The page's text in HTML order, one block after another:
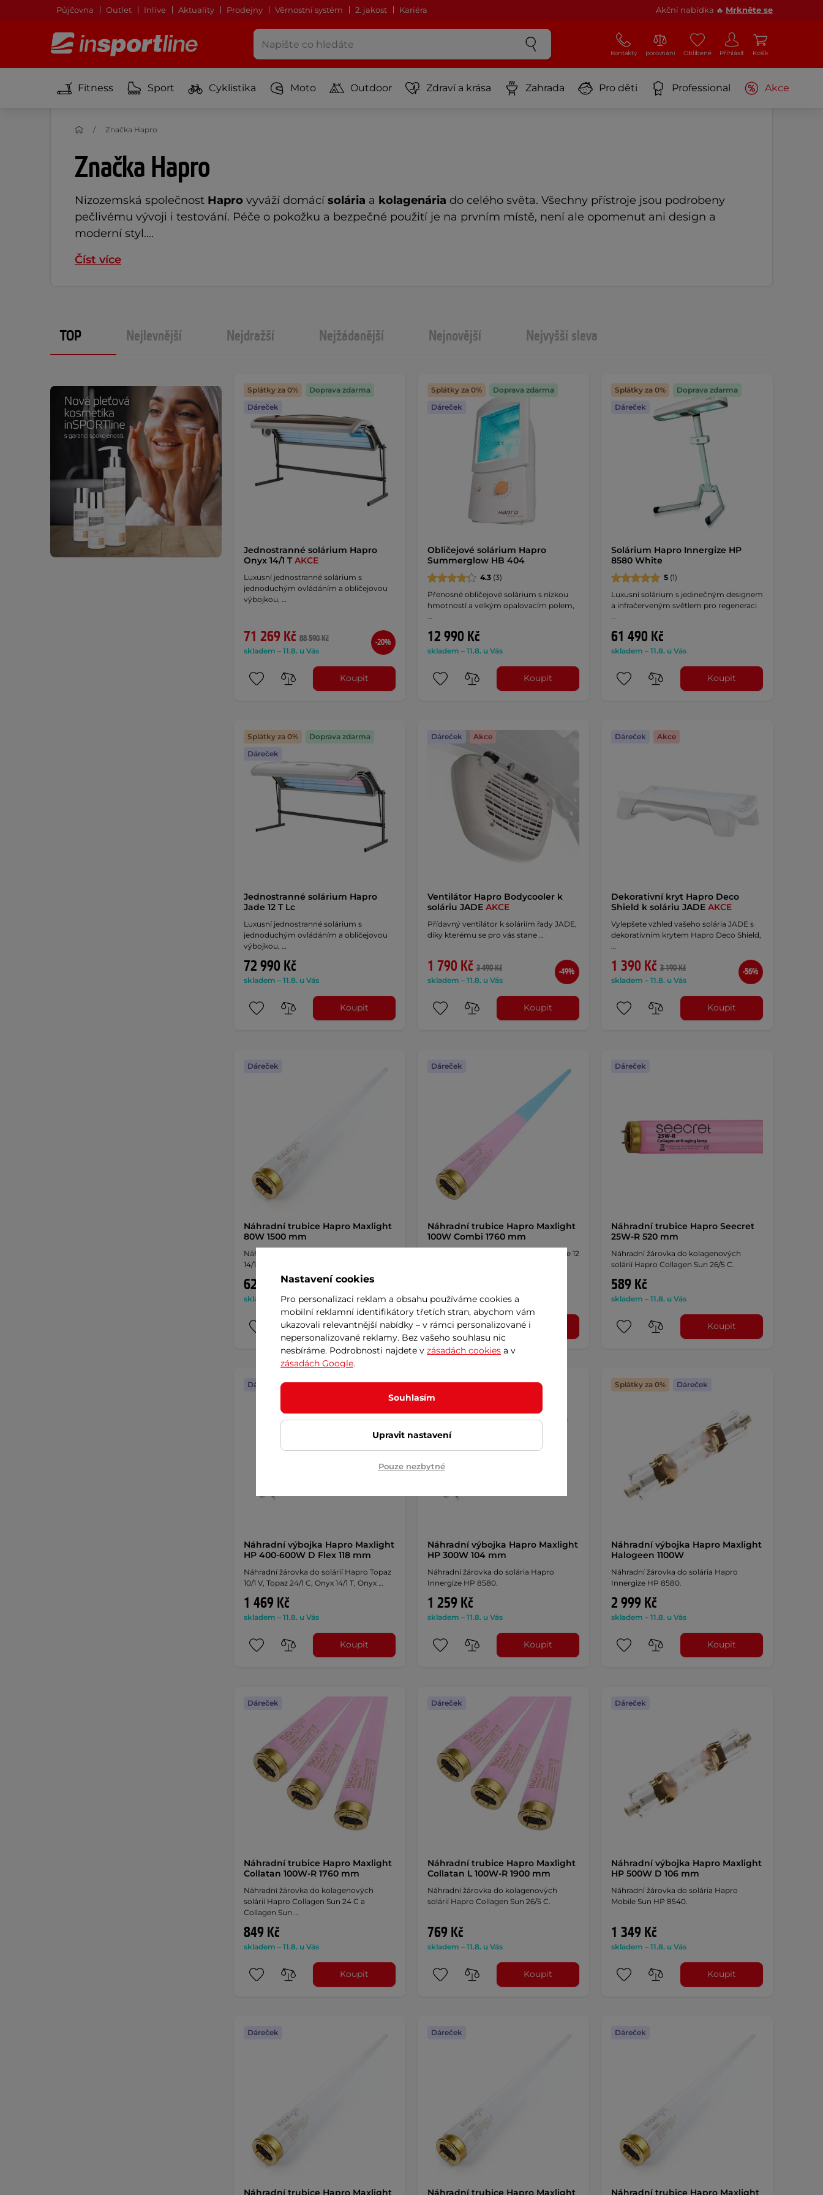
Půjčovna Outlet Inlive Aktuality Prodejny Věrnostní systém 2. jakost Kariéra Akční nabídka 🔥 Mrkněte se
Kontakty porovnání Oblíbené Přihlásit Košík
Fitness Sport Cyklistika Moto Outdoor Zdraví a krása Zahrada Pro děti Professional Akce
Značka Hapro
Nizozemská společnost Hapro vyváží domácí solária a kolagenária do celého světa. Všechny přístroje jsou podrobeny
pečlivému vývoji i testování. Péče o pokožku a bezpečné použití je na prvním místě, není ale opomenut ani design a
moderní styl....
Číst více
Značka Hapro
TOP Nejlevnější Nejdražší Nejžádanější Nejnovější Nejvyšší sleva
Splátky za 0%
Doprava zdarma
Dáreček
Jednostranné solárium Hapro
Onyx 14/1 TAKCE
Luxusní jednostranné solárium s
jednoduchým ovládáním a obličejovou
výbojkou, …
71 269 Kč 88 590 Kč
skladem – 11.8. u Vás
-20%
Koupit
Splátky za 0%
Doprava zdarma
Dáreček
Obličejové solárium Hapro
Summerglow HB 404
4.3(3)
Přenosné obličejové solárium s nízkou
hmotností a velkým opalovacím polem,
12 990 Kč
skladem – 11.8. u Vás
Koupit
Splátky za 0%
Doprava zdarma
Dáreček
Solárium Hapro Innergize HP
8580 White
5(1)
Luxusní solárium s jedinečným designem
a infračerveným světlem pro regeneraci
61 490 Kč
skladem – 11.8. u Vás
Koupit
Splátky za 0%
Doprava zdarma
Dáreček
Jednostranné solárium Hapro
Jade 12 T Lc
Luxusní jednostranné solárium s
jednoduchým ovládáním a obličejovou
výbojkou, …
72 990 Kč
skladem – 11.8. u Vás
Koupit
Dáreček Akce
Ventilátor Hapro Bodycooler k
soláriu JADE AKCE
Přídavný ventilátor k soláriím řady JADE,
díky kterému se pro vás stane …
1 790 Kč 3 490 Kč
skladem – 11.8. u Vás
-49%
Koupit
Dáreček Akce
Dekorativní kryt Hapro Deco
Shield k soláriu JADE AKCE
Vylepšete vzhled vašeho solária JADE s
dekorativním krytem Hapro Deco Shield,
1 390 Kč 3 190 Kč
skladem – 11.8. u Vás
-56%
Koupit
Dáreček
Náhradní trubice Hapro Maxlight
80W 1500 mm
Náhradní žárovka do solárií Hapro Onyx
14/1 T, Onyx 26/1 C, Topaz 10/1 V a Topaz …
629 Kč
skladem – 11.8. u Vás
Koupit
Dáreček
Náhradní trubice Hapro Maxlight
100W Combi 1760 mm
Náhradní žárovka do solárií Hapro Jade 12
skladem – 11.8. u Vás
Koupit
Dáreček
Náhradní trubice Hapro Seecret
25W-R 520 mm
Náhradní žárovka do kolagenových
solárií Hapro Collagen Sun 26/5 C.
589 Kč
skladem – 11.8. u Vás
Koupit
Dáreček
Náhradní výbojka Hapro Maxlight
HP 400-600W D Flex 118 mm
Náhradní žárovka do solárií Hapro Topaz
10/1 V, Topaz 24/1 C, Onyx 14/1 T, Onyx …
1 469 Kč
skladem – 11.8. u Vás
Koupit
Dáreček
Náhradní výbojka Hapro Maxlight
HP 300W 104 mm
Náhradní žárovka do solária Hapro
Innergize HP 8580.
1 259 Kč
skladem – 11.8. u Vás
Koupit
Splátky za 0% Dáreček
Náhradní výbojka Hapro Maxlight
Halogeen 1100W
Náhradní žárovka do solária Hapro
Innergize HP 8580.
2 999 Kč
skladem – 11.8. u Vás
Koupit
Dáreček
Náhradní trubice Hapro Maxlight
Collatan 100W-R 1760 mm
Náhradní žárovka do kolagenových
solárií Hapro Collagen Sun 24 C a
Collagen Sun …
849 Kč
skladem – 11.8. u Vás
Koupit
Dáreček
Náhradní trubice Hapro Maxlight
Collatan L 100W-R 1900 mm
Náhradní žárovka do kolagenových
solárií Hapro Collagen Sun 26/5 C.
769 Kč
skladem – 11.8. u Vás
Koupit
Dáreček
Náhradní výbojka Hapro Maxlight
HP 500W D 106 mm
Náhradní žárovka do solária Hapro
Mobile Sun HP 8540.
1 349 Kč
skladem – 11.8. u Vás
Koupit
Dáreček
Náhradní trubice Hapro Maxlight
Dáreček
Náhradní trubice Hapro Maxlight
Dáreček
Náhradní trubice Hapro Maxlight
Nastavení cookies
Pro personalizaci reklam a obsahu používáme cookies a
mobilní reklamní identifikátory třetích stran, abychom vám
ukazovali relevantnější nabídky – v rámci personalizované i
nepersonalizované reklamy. Bez vašeho souhlasu nic
nesbíráme. Podrobnosti najdete v zásadách cookies a v
zásadách Google.
Souhlasím
Upravit nastavení
Pouze nezbytné